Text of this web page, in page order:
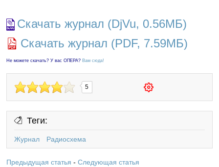
Скачать журнал (DjVu, 0.56МБ)
Скачать журнал (PDF, 7.59МБ)
Не можете скачать? У вас ОПЕРА? Вам сюда!
5
Теги:
Журнал Радиосхема
Предыдущая статья -Следующая статья